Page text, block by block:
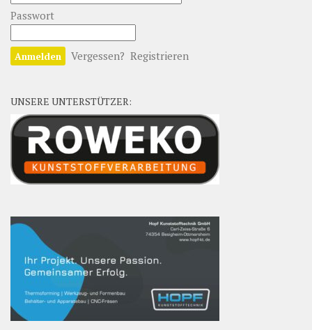
Passwort
Vergessen? Registrieren
UNSERE UNTERSTÜTZER: